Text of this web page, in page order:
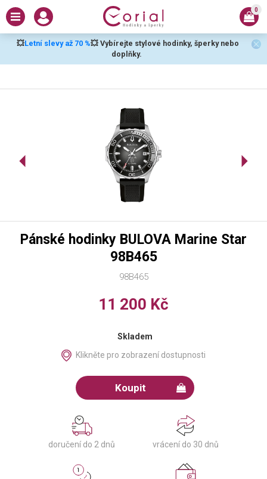
💥Letní slevy až 70 %💥 Vybírejte stylové hodinky, šperky nebo
doplňky.
0
98B465
Pánské hodinky BULOVA Marine Star
98B465
11 200 Kč
Skladem
Klikněte pro zobrazení dostupnosti
Koupit
doručení do 2 dnů vrácení do 30 dnů